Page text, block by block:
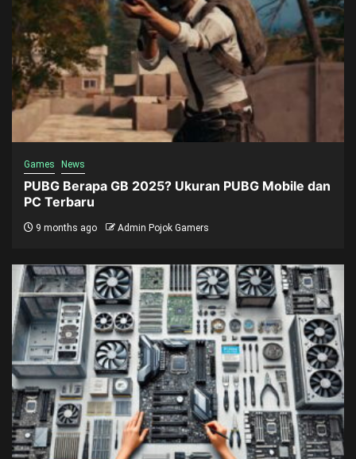
Games News
PUBG Berapa GB 2025? Ukuran PUBG Mobile dan
PC Terbaru
9 months ago Admin Pojok Gamers